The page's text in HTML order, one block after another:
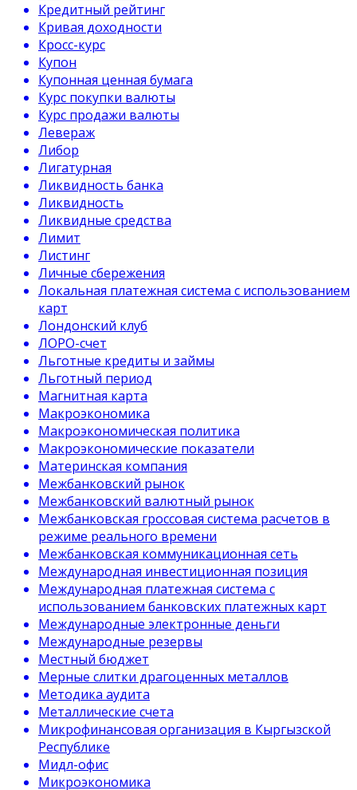
Кредитный рейтинг
Кривая доходности
Кросс-курс
Купон
Купонная ценная бумага
Курс покупки валюты
Курс продажи валюты
Левераж
Либор
Лигатурная
Ликвидность банка
Ликвидность
Ликвидные средства
Лимит
Листинг
Личные сбережения
Локальная платежная система с использованием
карт
Лондонский клуб
ЛОРО-счет
Льготные кредиты и займы
Льготный период
Магнитная карта
Макроэкономика
Макроэкономическая политика
Макроэкономические показатели
Материнская компания
Межбанковский рынок
Межбанковский валютный рынок
Межбанковская гроссовая система расчетов в
режиме реального времени
Межбанковская коммуникационная сеть
Международная инвестиционная позиция
Международная платежная система с
использованием банковских платежных карт
Международные электронные деньги
Международные резервы
Местный бюджет
Мерные слитки драгоценных металлов
Методика аудита
Металлические счета
Микрофинансовая организация в Кыргызской
Республике
Мидл-офис
Микроэкономика